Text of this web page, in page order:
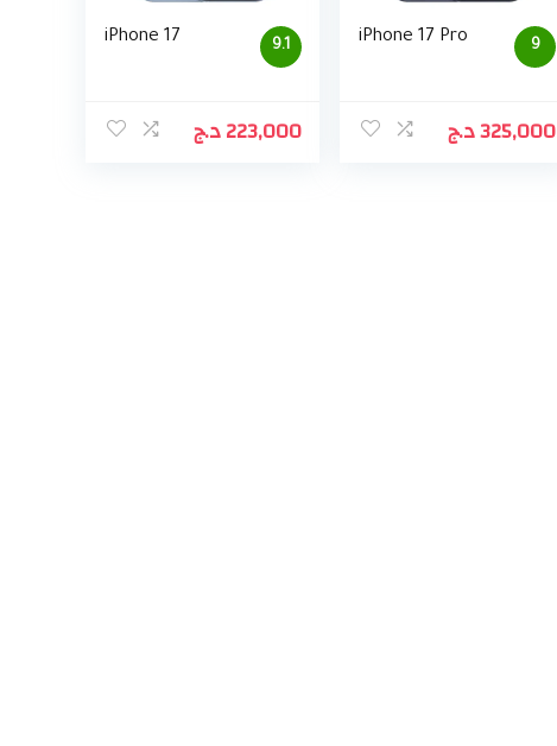
9.1
iPhone 17
223,000د.ج
9
iPhone 17 Pro
325,000د.ج